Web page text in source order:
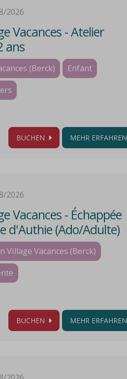
2026
Vacances - Atelier
ans
(Berck)
Enfant
BUCHEN MEHR ERFAHREN
2026
Vacances - Échappée
d'Authie (Ado/Adulte)
Village Vacances (Berck)
BUCHEN MEHR ERFAHREN